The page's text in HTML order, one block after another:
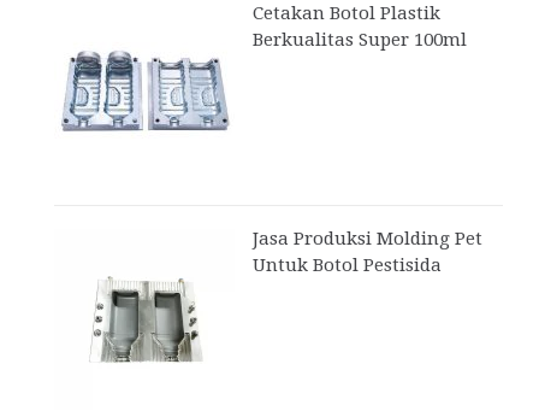
Cetakan Botol Plastik
Berkualitas Super 100ml
Jasa Produksi Molding Pet
Untuk Botol Pestisida